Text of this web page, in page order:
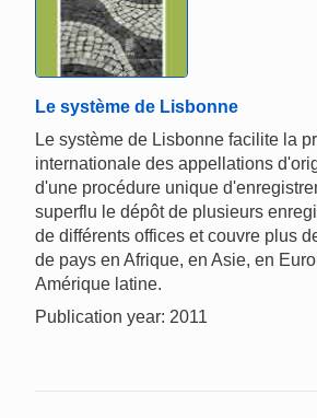
Le système de Lisbonne
Le système de Lisbonne facilite la
internationale des appellations
d'une procédure unique
superflu le dépôt de plusieurs
de différents offices et couvre plus
de pays en Afrique, en Asie, en
Amérique latine.
Publication year: 2011